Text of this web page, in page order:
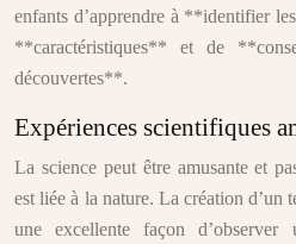
enfants d’apprendre à **identifier
**caractéristiques** et de
découvertes**.
Expériences scientifiques
La science peut être amusante et
est liée à la nature. La création d’un
une excellente façon d’observer